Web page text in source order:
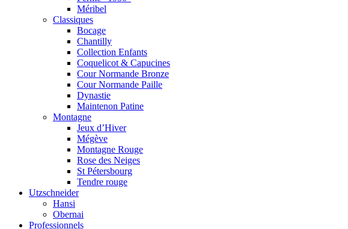
Méribel
Classiques
Bocage
Chantilly
Collection Enfants
Coquelicot & Capucines
Cour Normande Bronze
Cour Normande Paille
Dynastie
Maintenon Patine
Montagne
Jeux d’Hiver
Mégève
Montagne Rouge
Rose des Neiges
St Pétersbourg
Tendre rouge
Utzschneider
Hansi
Obernai
Professionnels